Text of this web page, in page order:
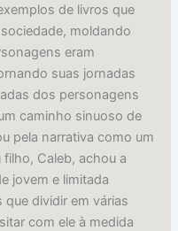
de livros que
moldando
eram
suas jornadas
dos personagens
caminho sinuoso de
pela narrativa como um
filho, Caleb, achou a
jovem e limitada
dividir em várias
com ele à medida